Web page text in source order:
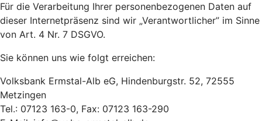
Für die Verarbeitung Ihrer personenbezogenen Daten auf
dieser Internetpräsenz sind wir „Verantwortlicher” im Sinne
von Art. 4 Nr. 7 DSGVO.
Sie können uns wie folgt erreichen:
Volksbank Ermstal-Alb eG, Hindenburgstr. 52, 72555
Metzingen
Tel.: 07123 163-0, Fax: 07123 163-290